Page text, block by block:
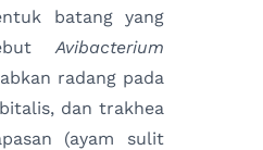
batang yang
Avibacterium
radang pada
dan trakhea
(ayam sulit